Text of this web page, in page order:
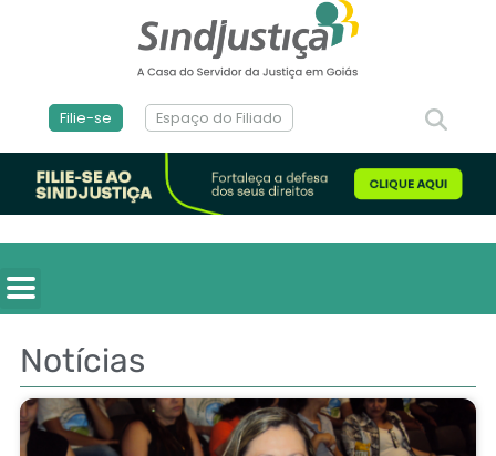
Filie-se Espaço do Filiado
Notícias